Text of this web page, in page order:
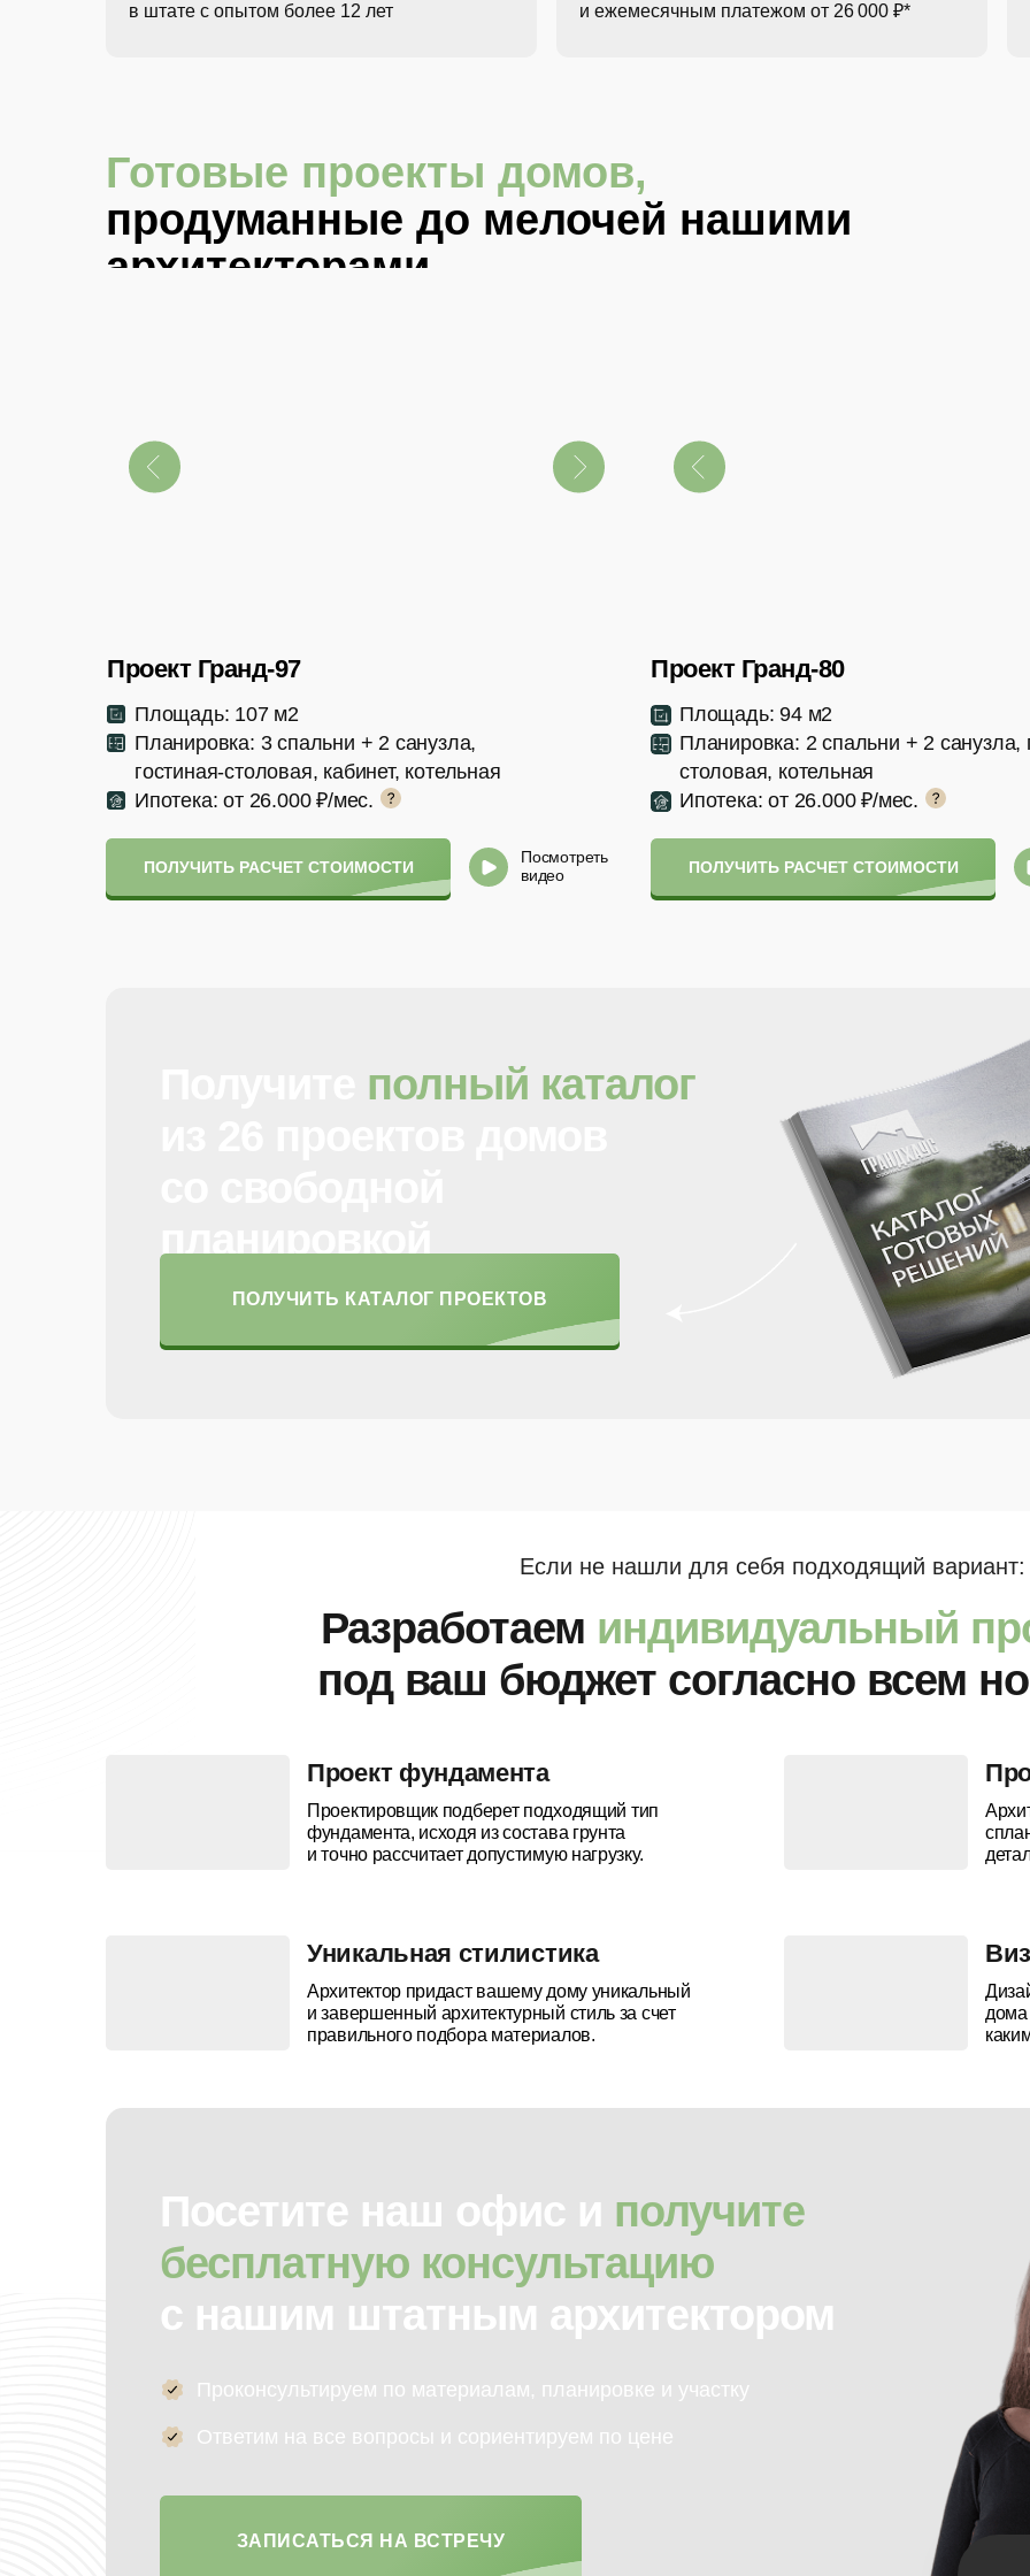
и ежемесячным платежом от 26 000 ₽*
в штате с опытом более 12 лет
Готовые проекты домов,
продуманные до мелочей нашими
архитекторами
Посмотреть
видео
Проект Гранд-97
Площадь: 107 м2
Планировка: 3 спальни + 2 санузла,
гостиная-столовая, кабинет, котельная
Ипотека: от 26.000 ₽/мес.
ПОЛУЧИТЬ РАСЧЕТ СТОИМОСТИ
Проект Гранд-80
Площадь: 94 м2
Планировка: 2 спальни + 2 санузла,
столовая, котельная
Ипотека: от 26.000 ₽/мес.
ПОЛУЧИТЬ РАСЧЕТ СТОИМОСТИ
полный каталог
ПОЛУЧИТЬ КАТАЛОГ ПРОЕКТОВ
Если не нашли для себя подходящий вариант:
Разработаем индивидуальный
под ваш бюджет согласно всем
Уникальная стилистика
Архитектор придаст вашему дому уникальный
и завершенный архитектурный стиль за счет
правильного подбора материалов.
Проект фундамента
Проектировщик подберет подходящий тип
фундамента, исходя из состава грунта
и точно рассчитает допустимую нагрузку.
дома
Посетите наш офис и получите
бесплатную консультацию
с нашим штатным архитектором
Ответим на все вопросы и сориентируем по цене
Проконсультируем по материалам, планировке и участку
ЗАПИСАТЬСЯ НА ВСТРЕЧУ